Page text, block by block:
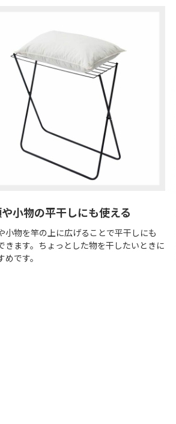
小物の平干しにも使える
小物を竿の上に広げることで平干しにも
きます。ちょっとした物を干したいときに
めです。